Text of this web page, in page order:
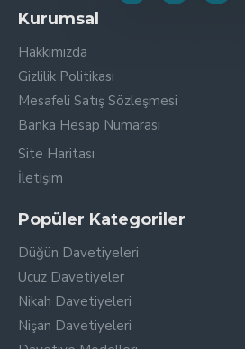
Kurumsal
Hakkımızda
Gizlilik Politikası
Mesafeli Satış Sözleşmesi
Banka Hesap Numarası
Site Haritası
İletişim
Popüler Kategoriler
Düğün Davetiyeleri
Ucuz Davetiyeler
Nikah Davetiyeleri
Nişan Davetiyeleri